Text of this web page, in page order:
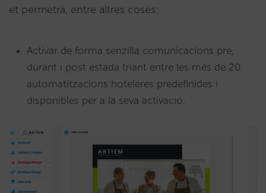
et permetrà, entre altres coses:
Activar de forma senzilla comunicacions pre,
durant i post estada triant entre les més de 20
automatitzacions hoteleres predefinides i
disponibles per a la seva activació.